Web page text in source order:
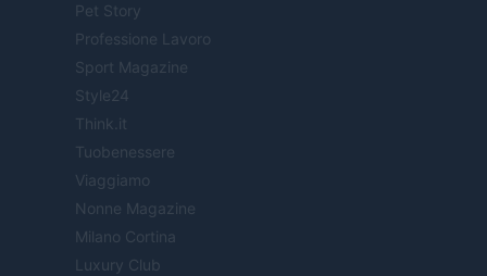
Pet Story
Professione Lavoro
Sport Magazine
Style24
Think.it
Tuobenessere
Viaggiamo
Nonne Magazine
Milano Cortina
Luxury Club